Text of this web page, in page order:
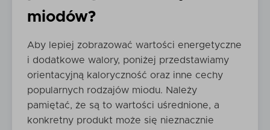
miodów?
Aby lepiej zobrazować wartości energetyczne
i dodatkowe walory, poniżej przedstawiamy
orientacyjną kaloryczność oraz inne cechy
popularnych rodzajów miodu. Należy
pamiętać, że są to wartości uśrednione, a
konkretny produkt może się nieznacznie